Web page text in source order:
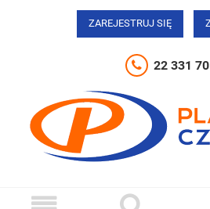
ZAREJESTRUJ SIĘ
22 331